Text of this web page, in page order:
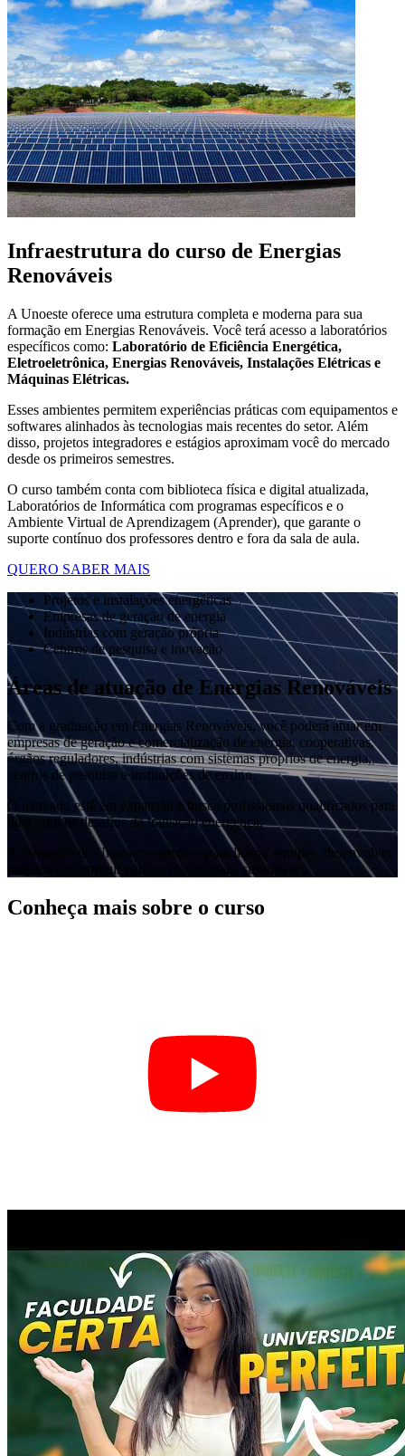
Infraestrutura do curso de Energias
Renováveis
A Unoeste oferece uma estrutura completa e moderna para sua
formação em Energias Renováveis. Você terá acesso a laboratórios
específicos como: Laboratório de Eficiência Energética,
Eletroeletrônica, Energias Renováveis, Instalações Elétricas e
Máquinas Elétricas.
Esses ambientes permitem experiências práticas com equipamentos e
softwares alinhados às tecnologias mais recentes do setor. Além
disso, projetos integradores e estágios aproximam você do mercado
desde os primeiros semestres.
O curso também conta com biblioteca física e digital atualizada,
Laboratórios de Informática com programas específicos e o
Ambiente Virtual de Aprendizagem (Aprender), que garante o
suporte contínuo dos professores dentro e fora da sala de aula.
QUERO SABER MAIS
Projetos e instalações energéticas
Empresas de geração de energia
Indústrias com geração própria
Centros de pesquisa e inovação
Áreas de atuação de Energias Renováveis
Com a graduação em Energias Renováveis, você poderá atuar em
empresas de geração e comercialização de energia, cooperativas,
órgãos reguladores, indústrias com sistemas próprios de energia,
centros de pesquisa e instituições de ensino.
O mercado está em expansão e busca profissionais qualificados para
lidar com os desafios da transição energética.
A formação da Unoeste te prepara para liderar equipes, desenvolver
projetos e contribuir para um futuro mais sustentável.
Conheça mais sobre o curso